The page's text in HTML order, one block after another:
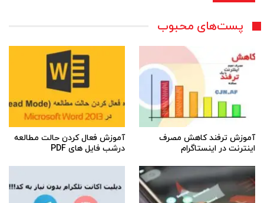
پست‌های محبوب
آموزش ترفند کاهش مصرف
اینترنت در اینستاگرام
آموزش فعال کردن حالت مطالعه
درشب فایل های PDF